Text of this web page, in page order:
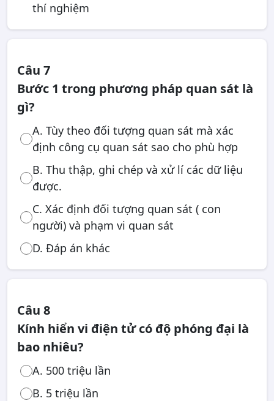
thí nghiệm
Câu 7
Bước 1 trong phương pháp quan sát là
gì?
A. Tùy theo đối tượng quan sát mà xác
định công cụ quan sát sao cho phù hợp
B. Thu thập, ghi chép và xử lí các dữ liệu
được.
C. Xác định đối tượng quan sát ( con
người) và phạm vi quan sát
D. Đáp án khác
Câu 8
Kính hiển vi điện tử có độ phóng đại là
bao nhiêu?
A. 500 triệu lần
B. 5 triệu lần